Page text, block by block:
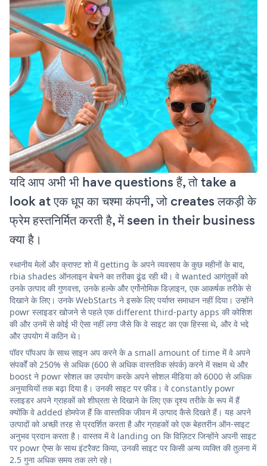
यदि आप अभी भी have questions हैं, तो take a
look at एक धूप का चश्मा कंपनी, जो creates लकड़ी के
फ्रेम हस्तनिर्मित करती है, में seen in their business
क्या है।
स्थानीय मेलों और क्राफ्ट शो में getting के अपने व्यवसाय के कुछ महीनों के बाद,
rbia shades ऑनलाइन बेचने का तरीका ढूंढ रही थी। वे wanted आगंतुकों को
उनके उत्पाद की गुणवत्ता, उनके हल्के और एर्गोनोमिक डिज़ाइन, एक आकर्षक तरीके से
दिखाने के लिए। उनके WebStarts ने इसके लिए पर्याप्त समाधान नहीं दिया। उन्होंने
powr स्लाइडर खोजने से पहले एक different third-party apps की कोशिश
की और उनमें से कोई भी ऐसा नहीं लगा जैसे कि वे साइट का एक हिस्सा थे, और वे भद्दे
और उपयोग में कठिन थे।
पॉवर पॉपअप के साथ साइन अप करने के a small amount of time में वे अपने
संपर्कों को 250% से अधिक (600 से अधिक वास्तविक संपर्क) करने में सक्षम थे और
boost ने powr सोशल का उपयोग करके अपने सोशल मीडिया को 6000 से अधिक
अनुयायियों तक बढ़ा दिया है। उनकी साइट पर फ़ीड। वे constantly powr
स्लाइडर अपने ग्राहकों को शीघ्रता से दिखाने के लिए एक दृश्य तरीके के रूप में हैं
क्योंकि वे added होमपेज हैं कि वास्तविक जीवन में उत्पाद कैसे दिखते हैं। यह अपने
उत्पादों को अच्छी तरह से प्रदर्शित करता है और ग्राहकों को एक बेहतरीन ऑन-साइट
अनुभव प्रदान करता है। वास्तव में वे landing on कि विज़िटर जिन्होंने अपनी साइट
पर powr ऐप्स के साथ इंटरैक्ट किया, उनकी साइट पर किसी अन्य व्यक्ति की तुलना में
2.5 गुना अधिक समय तक लगे रहे।